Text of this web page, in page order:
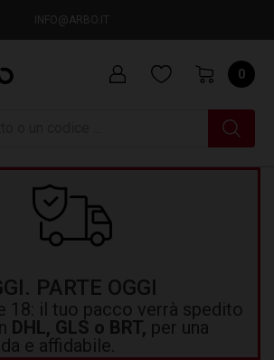
INFO@ARBO.IT
0
PARTE OGGI
18: il tuo pacco verrà spedito
DHL, GLS o BRT, per una
e affidabile.